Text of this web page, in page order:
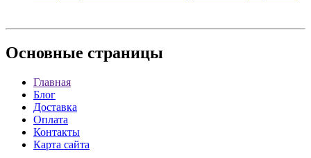
Основные страницы
Главная
Блог
Доставка
Оплата
Контакты
Карта сайта